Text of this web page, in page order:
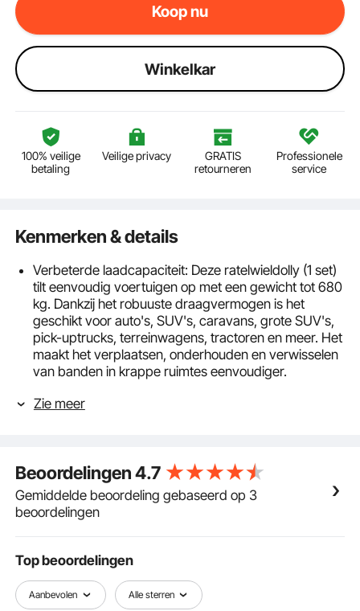
Koop nu
Winkelkar
100% veilige
betaling
Veilige privacy
GRATIS
retourneren
Professionele
service
Kenmerken & details
Verbeterde laadcapaciteit: Deze ratelwieldolly (1 set)
tilt eenvoudig voertuigen op met een gewicht tot 680
kg. Dankzij het robuuste draagvermogen is het
geschikt voor auto's, SUV's, caravans, grote SUV's,
pick-uptrucks, terreinwagens, tractoren en meer. Het
maakt het verplaatsen, onderhouden en verwisselen
van banden in krappe ruimtes eenvoudiger.
voertuigen met een maximale bandbreedte van
auto's, bandenwissels, reparaties en meer mogelijk.
Bovendien zorgt het handige handvatontwerp voor
eenvoudige opslag in uw garage of kofferbak en
biedt het betrouwbare hulp wanneer u het nodig
Snel ratelheffen: dankzij het met de voet bediende
ratelsysteem kunnen voertuigen sneller worden
opgetild zonder dat er onderhoud aan de
hydraulische olie nodig is. U kunt de tilklus zelf klaren,
Zie meer
Beoordelingen4.7
Gemiddelde beoordeling gebaseerd op 3
beoordelingen
Top beoordelingen
Aanbevolen Alle sterren